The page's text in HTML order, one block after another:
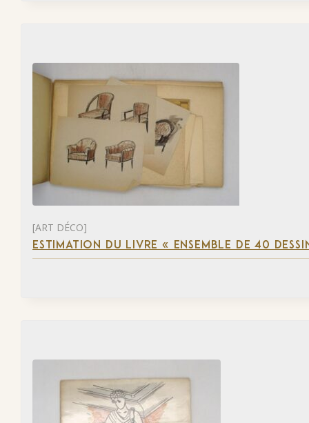
[ART DÉCO]
ESTIMATION DU LIVRE « ENSEMBLE DE 40